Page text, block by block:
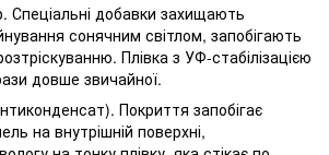
Спеціальні добавки захищають
сонячним світлом, запобігають
Плівка з УФ-стабілізацією
довше звичайної.
Покриття запобігає
на внутрішній поверхні,